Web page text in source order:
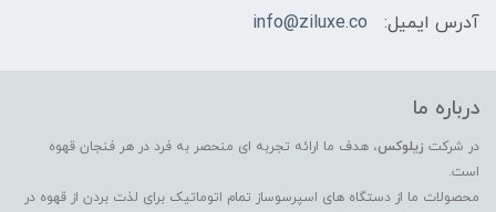
آدرس ایمیل:
info@ziluxe.co
درباره ما
در شرکت زیلوکس، هدف ما ارائه تجربه ای منحصر به فرد در هر فنجان قهوه
است.
محصولات ما از دستگاه های اسپرسوساز تمام اتوماتیک برای لذت بردن از قهوه در